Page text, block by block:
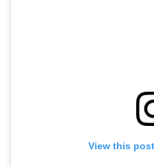
View this